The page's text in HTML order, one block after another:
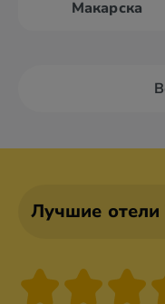
Макарска
Башка Вода
Биоград
Лучшие отели